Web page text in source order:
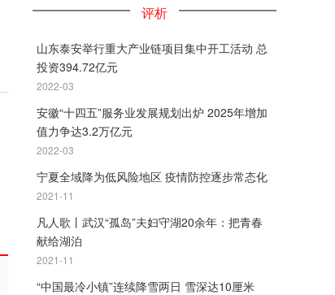
评析
山东泰安举行重大产业链项目集中开工活动 总
投资394.72亿元
2022-03
安徽“十四五”服务业发展规划出炉 2025年增加
值力争达3.2万亿元
2022-03
宁夏全域降为低风险地区 疫情防控逐步常态化
2021-11
凡人歌丨武汉“孤岛”夫妇守湖20余年：把青春
献给湖泊
2021-11
“中国最冷小镇”连续降雪两日 雪深达10厘米